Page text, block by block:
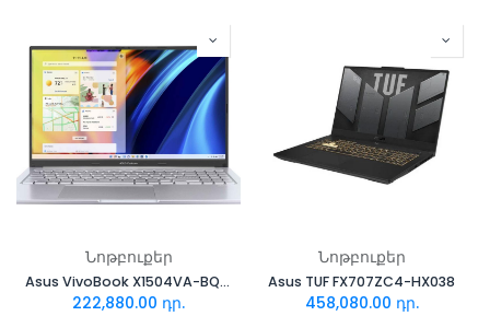
Նոթբուքեր
Asus VivoBook X1504VA-BQ1244
222,880.00 դր.
Նոթբուքեր
Asus TUF FX707ZC4-HX038
458,080.00 դր.